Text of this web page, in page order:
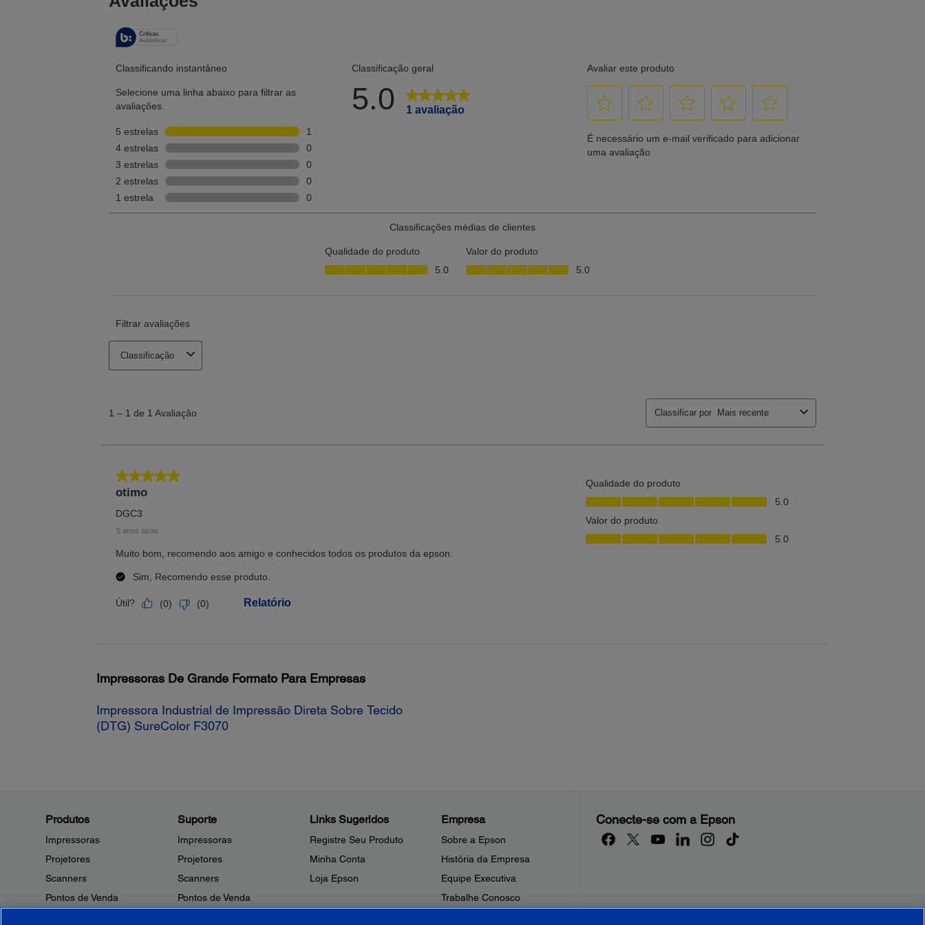
Impressoras De Grande Formato Para Empresas
Impressora Industrial de Impressão Direta Sobre Tecido
(DTG) SureColor F3070
Produtos
Impressoras
Projetores
Scanners
Pontos de Venda
Suporte
Impressoras
Projetores
Scanners
Pontos de Venda
Links Sugeridos
Registre Seu Produto
Minha Conta
Loja Epson
Empresa
Sobre a Epson
História da Empresa
Equipe Executiva
Trabalhe Conosco
Conecte-se com a Epson